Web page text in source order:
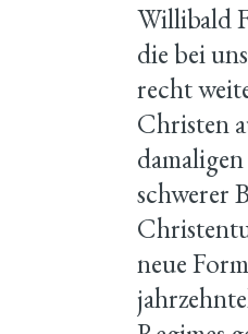
Willibald
die bei
recht
Christen
schwerer
neue